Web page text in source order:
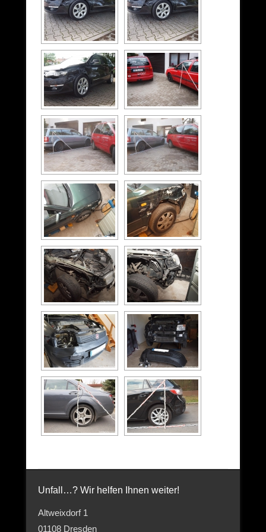
Unfall…? Wir helfen Ihnen weiter!
Altweixdorf 1
01108 Dresden